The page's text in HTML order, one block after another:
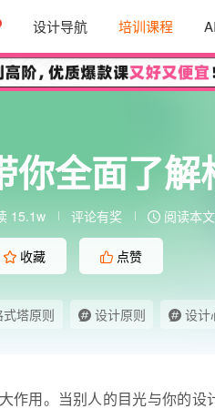
设计导航 培训课程
你全面了解
15.1w 评论有奖 阅读本
收藏 点赞
式塔原则 设计原则 设计
作用。当别人的目光与你的